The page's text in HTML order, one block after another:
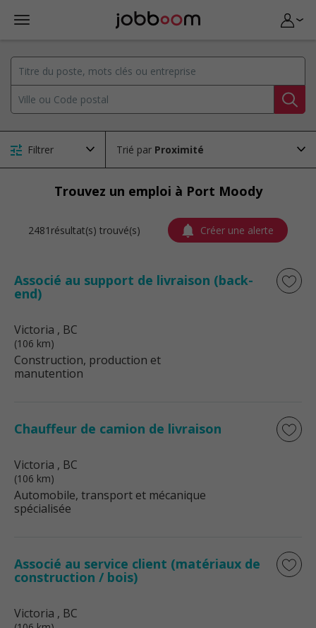
Filtrer Trié par
Trouvez un emploi à Port Moody
2481résultat(s) trouvé(s) Créer une alerte
Associé au support de livraison (back-
end)
Victoria , BC
(106 km)
Construction, production et
manutention
Chauffeur de camion de livraison
Victoria , BC
(106 km)
Automobile, transport et mécanique
spécialisée
Associé au service client (matériaux de
construction / bois)
Victoria , BC